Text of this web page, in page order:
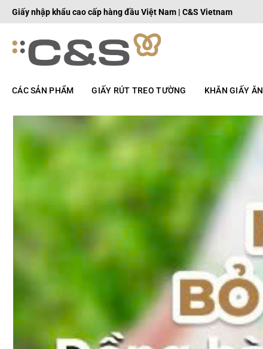
qua
nội
Giấy nhập khẩu cao cấp hàng đầu Việt Nam | C&S Vietnam
CÁC SẢN PHẨM GIẤY RÚT TREO TƯỜNG KHĂN GIẤY ĂN